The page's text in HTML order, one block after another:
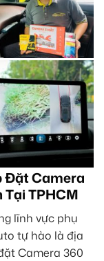
Đặt Camera
TPHCM
lĩnh vực phụ
tự hào là địa
Camera 360